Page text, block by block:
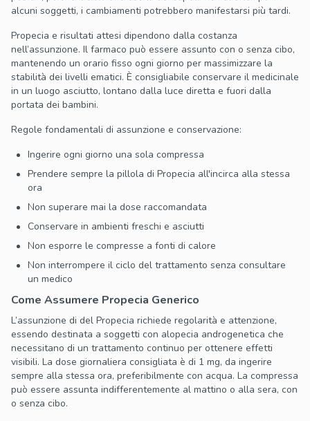
alcuni soggetti, i cambiamenti potrebbero manifestarsi più tardi.
Propecia e risultati attesi dipendono dalla costanza
nell’assunzione. Il farmaco può essere assunto con o senza cibo,
mantenendo un orario fisso ogni giorno per massimizzare la
stabilità dei livelli ematici. È consigliabile conservare il medicinale
in un luogo asciutto, lontano dalla luce diretta e fuori dalla
portata dei bambini.
Regole fondamentali di assunzione e conservazione:
Ingerire ogni giorno una sola compressa
Prendere sempre la pillola di Propecia all'incirca alla stessa
ora
Non superare mai la dose raccomandata
Conservare in ambienti freschi e asciutti
Non esporre le compresse a fonti di calore
Non interrompere il ciclo del trattamento senza consultare
un medico
Come Assumere Propecia Generico
L’assunzione di del Propecia richiede regolarità e attenzione,
essendo destinata a soggetti con alopecia androgenetica che
necessitano di un trattamento continuo per ottenere effetti
visibili. La dose giornaliera consigliata è di 1 mg, da ingerire
sempre alla stessa ora, preferibilmente con acqua. La compressa
può essere assunta indifferentemente al mattino o alla sera, con
o senza cibo.